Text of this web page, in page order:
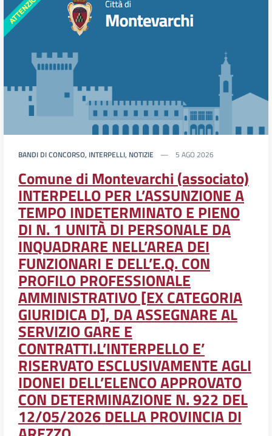
BANDI DI CONCORSO, INTERPELLI, NOTIZIE 5 AGO 2026
Comune di Montevarchi (associato)
INTERPELLO PER L’ASSUNZIONE A
TEMPO INDETERMINATO E PIENO
DI N. 1 UNITÀ DI PERSONALE DA
INQUADRARE NELL’AREA DEI
FUNZIONARI E DELL’E.Q. CON
PROFILO PROFESSIONALE
AMMINISTRATIVO [EX CATEGORIA
GIURIDICA D], DA ASSEGNARE AL
SERVIZIO GARE E
CONTRATTI.L’INTERPELLO E’
RISERVATO ESCLUSIVAMENTE AGLI
IDONEI DELL’ELENCO APPROVATO
CON DETERMINAZIONE N. 922 DEL
12/05/2026 DELLA PROVINCIA DI